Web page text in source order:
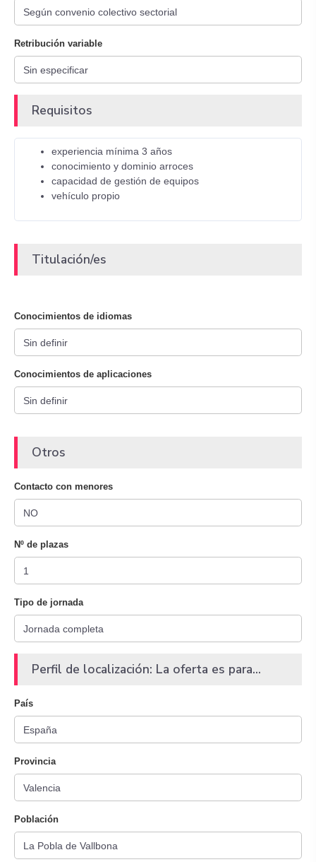
Retribución variable
Requisitos
experiencia mínima 3 años
conocimiento y dominio arroces
capacidad de gestión de equipos
vehículo propio
Titulación/es
Conocimientos de idiomas
Conocimientos de aplicaciones
Otros
Contacto con menores
Nº de plazas
Tipo de jornada
Perfil de localización: La oferta es para...
País
Provincia
Población